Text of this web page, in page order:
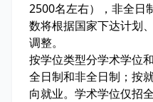
2500名左右），非全日
数将根据国家下达计划
调整。
按学位类型分学术学位
全日制和非全日制；按
向就业。学术学位仅招